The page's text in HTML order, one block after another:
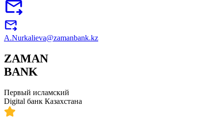
A.Nurkalieva@zamanbank.kz
ZAMAN
BANK
Первый исламский
Digital банк Казахстана